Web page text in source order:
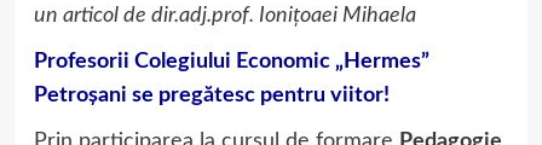
un articol de dir.adj.prof. Ionițoaei Mihaela
Profesorii Colegiului Economic „Hermes”
Petroșani se pregătesc pentru viitor!